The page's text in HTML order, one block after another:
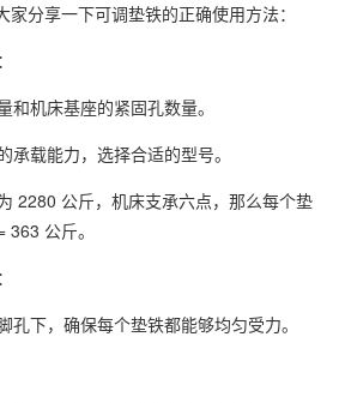
分享一下可调垫铁的正确使用方法：
和机床基座的紧固孔数量。
载能力，选择合适的型号。
2280 公斤，机床支承六点，那么每个垫
公斤。
孔下，确保每个垫铁都能够均匀受力。